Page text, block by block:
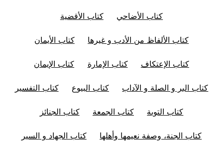
كتاب الأضاحي كتاب الأقضية
كتاب الألفاظ من الأدب و غيرها كتاب الأيمان
كتاب الإعتكاف كتاب الإمارة كتاب الإيمان
كتاب البر و الصلة و الآداب كتاب البيوع كتاب التفسير
كتاب التوبة كتاب الجمعة كتاب الجنائز
كتاب الجنة، وصفة نعيمها وأهلها كتاب الجهاد و السير